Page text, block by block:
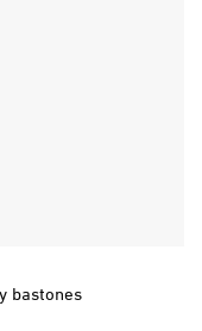
bastones